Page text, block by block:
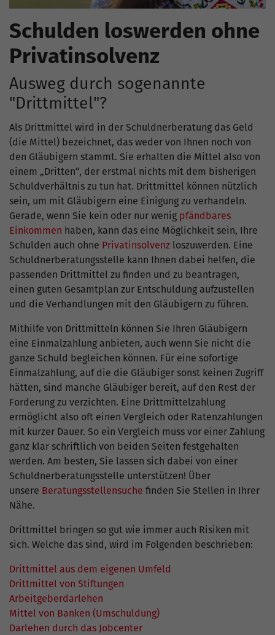
Schulden loswerden ohne
Privatinsolvenz
Ausweg durch sogenannte
"Drittmittel"?
Als Drittmittel wird in der Schuldnerberatung das Geld
(die Mittel) bezeichnet, das weder von Ihnen noch von
den Gläubigern stammt. Sie erhalten die Mittel also von
einem „Dritten“, der erstmal nichts mit dem bisherigen
Schuldverhältnis zu tun hat. Drittmittel können nützlich
sein, um mit Gläubigern eine Einigung zu verhandeln.
Gerade, wenn Sie kein oder nur wenig pfändbares
Einkommen haben, kann das eine Möglichkeit sein, Ihre
Schulden auch ohne Privatinsolvenz loszuwerden. Eine
Schuldnerberatungsstelle kann Ihnen dabei helfen, die
passenden Drittmittel zu finden und zu beantragen,
einen guten Gesamtplan zur Entschuldung aufzustellen
und die Verhandlungen mit den Gläubigern zu führen.
Mithilfe von Drittmitteln können Sie Ihren Gläubigern
eine Einmalzahlung anbieten, auch wenn Sie nicht die
ganze Schuld begleichen können. Für eine sofortige
Einmalzahlung, auf die die Gläubiger sonst keinen Zugriff
hätten, sind manche Gläubiger bereit, auf den Rest der
Forderung zu verzichten. Eine Drittmittelzahlung
ermöglicht also oft einen Vergleich oder Ratenzahlungen
mit kurzer Dauer. So ein Vergleich muss vor einer Zahlung
ganz klar schriftlich von beiden Seiten festgehalten
werden. Am besten, Sie lassen sich dabei von einer
Schuldnerberatungsstelle unterstützen! Über
unsere Beratungsstellensuche finden Sie Stellen in Ihrer
Nähe.
Drittmittel bringen so gut wie immer auch Risiken mit
sich. Welche das sind, wird im Folgenden beschrieben:
Drittmittel aus dem eigenen Umfeld
Drittmittel von Stiftungen
Arbeitgeberdarlehen
Mittel von Banken (Umschuldung)
Darlehen durch das Jobcenter